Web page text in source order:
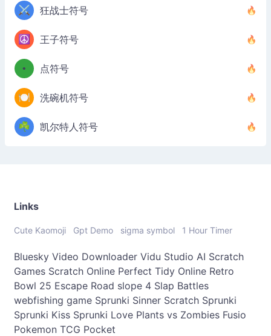
⚔️ 狂战士符号
☮️ 王子符号
• 点符号
🍽️ 洗碗机符号
☘️ 凯尔特人符号
Links
Cute Kaomoji Gpt Demo sigma symbol 1 Hour Timer
Bluesky Video Downloader Vidu Studio AI Scratch
Games Scratch Online Perfect Tidy Online Retro
Bowl 25 Escape Road slope 4 Slap Battles
webfishing game Sprunki Sinner Scratch Sprunki
Sprunki Kiss Sprunki Love Plants vs Zombies Fusio
Pokemon TCG Pocket